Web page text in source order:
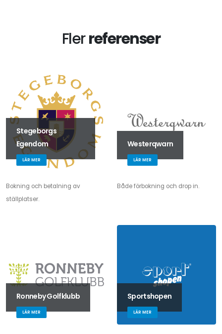
Flerreferenser
Stegeborgs
Egendom
LÄR MER
Bokning och betalning av
ställplatser.
Westerqwarn
LÄR MER
Både förbokning och drop in.
Ronneby Golfklubb
LÄR MER
Sportshopen
LÄR MER